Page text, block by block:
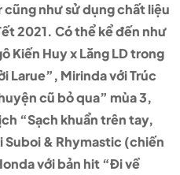
như sử dụng chất liệu
2021. Có thể kể đến như
Kiến Huy x Lăng LD trong
Larue”, Mirinda với Trúc
cũ bỏ qua” mùa 3,
“Sạch khuẩn trên tay,
Suboi & Rhymastic (chiến
với bản hit “Đi về